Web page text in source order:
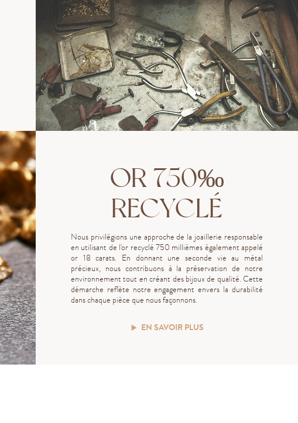
OR 750‰
RECYCLÉ
Nous privilégions une approche de la joaillerie responsable
en utilisant de l'or recyclé 750 millièmes également appelé
or 18 carats. En donnant une seconde vie au métal
précieux, nous contribuons à la préservation de notre
environnement tout en créant des bijoux de qualité. Cette
démarche reflète notre engagement envers la durabilité
dans chaque pièce que nous façonnons.
EN SAVOIR PLUS